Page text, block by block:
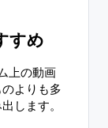
すめ
上の動画
よりも多
します。